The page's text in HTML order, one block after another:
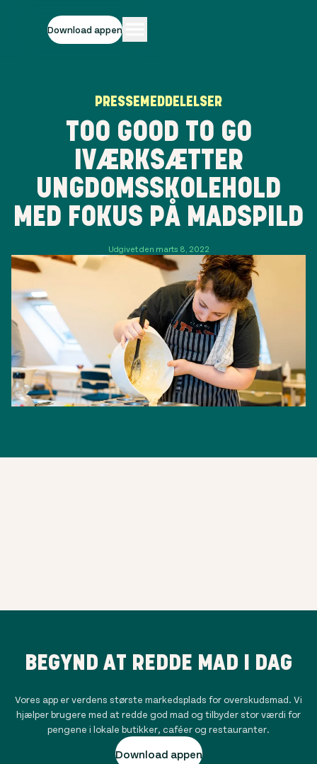
Download appen
PRESSEMEDDELELSER
TOO GOOD TO GO
IVÆRKSÆTTER
UNGDOMSSKOLEHOLD
MED FOKUS PÅ MADSPILD
Udgivet den marts 8, 2022
BEGYND AT REDDE MAD I DAG
Vores app er verdens største markedsplads for overskudsmad. Vi
hjælper brugere med at redde god mad og tilbyder stor værdi for
pengene i lokale butikker, caféer og restauranter.
Download appen